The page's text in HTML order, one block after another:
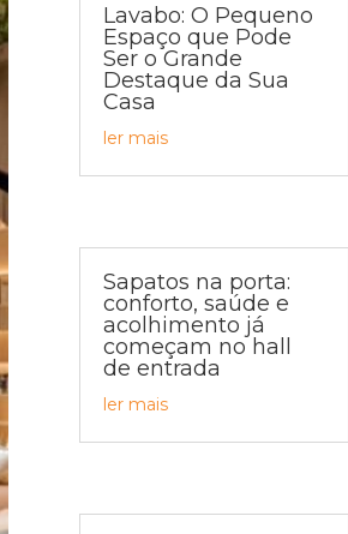
Lavabo: O Pequeno
Espaço que Pode
Ser o Grande
Destaque da Sua
Casa
ler mais
Sapatos na porta:
conforto, saúde e
acolhimento já
começam no hall
de entrada
ler mais